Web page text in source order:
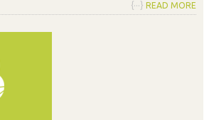
{···} READ MORE